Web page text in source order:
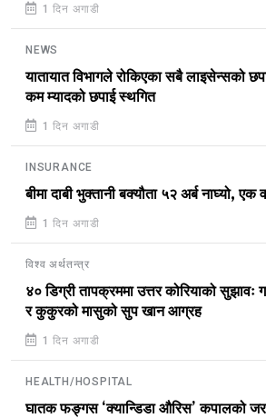
1 दिन अगाडी
NEWS
यातायात विभागले रोकिएका सबै लाइसेन्सको
कम म्यादको छपाई स्थगित
1 दिन अगाडी
INSURANCE
बीमा दाबी भुक्तानी बक्यौता ५२ अर्ब नाघ्यो, एक
1 दिन अगाडी
विश्व अर्थतन्त्र
४० डिग्री तापक्रममा उत्तर कोरियाको सुझावः
र कुकुरको मासुको सुप खान आग्रह
1 दिन अगाडी
HEALTH/HOSPITAL
घातक फङ्गस ‘क्यान्डिडा औरिस’ कपालको